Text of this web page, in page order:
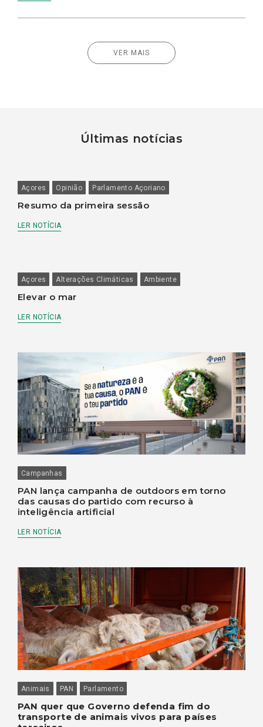
VER MAIS
Últimas notícias
Açores Opinião Parlamento Açoriano
Resumo da primeira sessão
LER NOTÍCIA
Açores Alterações Climáticas Ambiente
Elevar o mar
LER NOTÍCIA
Campanhas
PAN lança campanha de outdoors em torno
das causas do partido com recurso à
inteligência artificial
LER NOTÍCIA
Animais PAN Parlamento
PAN quer que Governo defenda fim do
transporte de animais vivos para países